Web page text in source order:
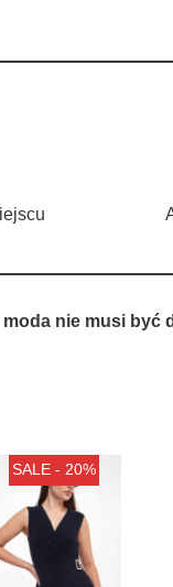
moda nie musi być
SALE - 20%